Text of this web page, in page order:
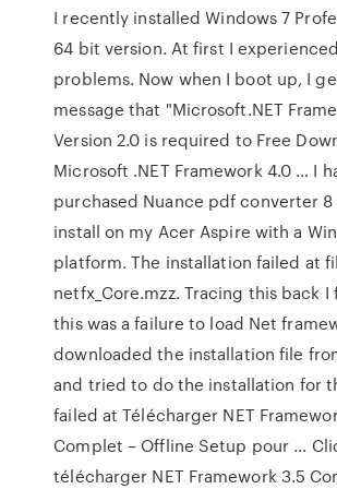
I recently installed Windows 7
64 bit version. At first I
problems. Now when I boot up, I
message that "Microsoft.NET
Version 2.0 is required to Free
Microsoft .NET Framework 4.0 … I
purchased Nuance pdf converter
install on my Acer Aspire with a
platform. The installation failed at
netfx_Core.mzz. Tracing this back
this was a failure to load Net
downloaded the installation file
and tried to do the installation for
failed at Télécharger NET
Complet – Offline Setup pour ...
télécharger NET Framework 3.5